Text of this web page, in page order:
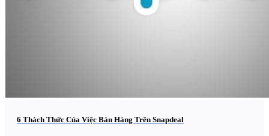
6 Thách Thức Của Việc Bán Hàng Trên Snapdeal